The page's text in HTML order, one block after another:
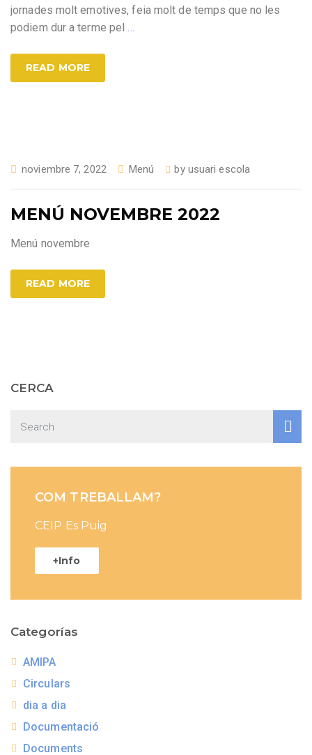
jornades molt emotives, feia molt de temps que no les
podiem dur a terme pel…
READ MORE
noviembre 7, 2022 Menú by usuari escola
MENÚ NOVEMBRE 2022
Menú novembre
READ MORE
CERCA
COM TREBALLAM?
CEIP Es Puig
+Info
Categorías
AMIPA
Circulars
dia a dia
Documentació
Documents